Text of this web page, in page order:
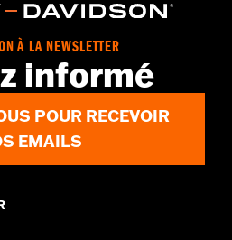
À LA NEWSLETTER
informé
POUR RECEVOIR
EMAILS